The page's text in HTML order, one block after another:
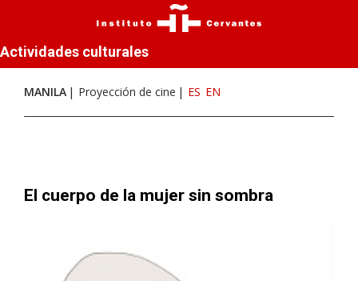
Actividades culturales
MANILA Proyección de cine ES EN
El cuerpo de la mujer sin sombra